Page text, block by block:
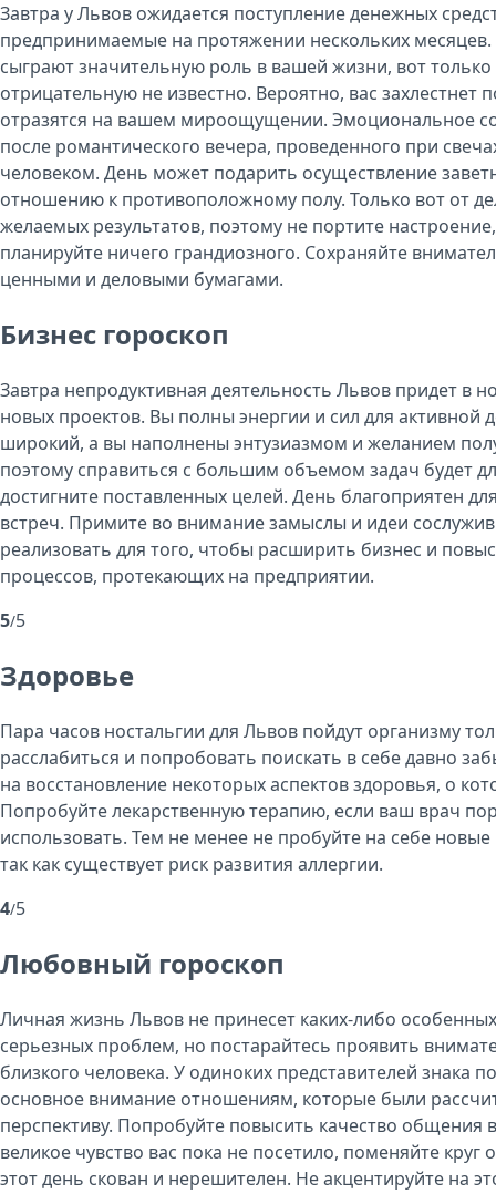
Завтра у Львов ожидается поступление денежных
предпринимаемые на протяжении нескольких
сыграют значительную роль в вашей жизни, вот
отрицательную не известно. Вероятно, вас захлестнет
отразятся на вашем мироощущении. Эмоциональное
после романтического вечера, проведенного при
человеком. День может подарить осуществление
отношению к противоположному полу. Только вот от
желаемых результатов, поэтому не портите
планируйте ничего грандиозного. Сохраняйте
ценными и деловыми бумагами.
Бизнес гороскоп
Завтра непродуктивная деятельность Львов придет в
новых проектов. Вы полны энергии и сил для активной
широкий, а вы наполнены энтузиазмом и желанием
поэтому справиться с большим объемом задач будет
достигните поставленных целей. День благоприятен
встреч. Примите во внимание замыслы и идеи
реализовать для того, чтобы расширить бизнес и
процессов, протекающих на предприятии.
5/5
Здоровье
Пара часов ностальгии для Львов пойдут организму
расслабиться и попробовать поискать в себе давно
на восстановление некоторых аспектов здоровья, о
Попробуйте лекарственную терапию, если ваш врач
использовать. Тем не менее не пробуйте на себе новые
так как существует риск развития аллергии.
4/5
Любовный гороскоп
Личная жизнь Львов не принесет каких-либо
серьезных проблем, но постарайтесь проявить
близкого человека. У одиноких представителей знака
основное внимание отношениям, которые были
перспективу. Попробуйте повысить качество общения
великое чувство вас пока не посетило, поменяйте
этот день скован и нерешителен. Не акцентируйте на